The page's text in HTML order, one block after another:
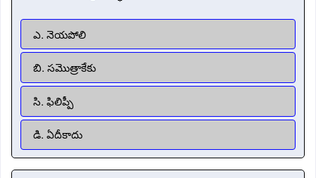
ఎ. నెయపోలి
బి. సమొత్రాకేకు
సి. ఫిలిప్పీ
డి. ఏదీకాదు